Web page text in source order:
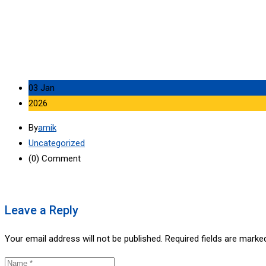
03 Jan
2026
Byamik
Uncategorized
(0) Comment
Leave a Reply
Your email address will not be published. Required fields are